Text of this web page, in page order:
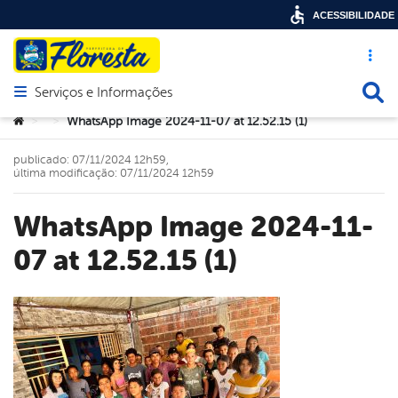
Acesso
Abrir menu principal de navegação
Serviços e Informações
Você está aqui:
> > WhatsApp Image 2024-11-07 at 12.52.15 (1)
WhatsApp Image 2024-11-
07 at 12.52.15 (1)
publicado: 07/11/2024 12h59,
última modificação: 07/11/2024 12h59
ACESSIBILIDADE